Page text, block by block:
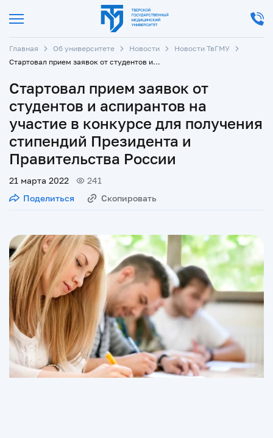
Главная Об университете Новости
Новости ТвГМУ
Стартовал прием заявок от студентов и аспирантов на участие в конкурсе для получения стипендий Президента и Правительства России
Стартовал прием заявок от
студентов и аспирантов на
участие в конкурсе для получения
стипендий Президента и
Правительства России
21 марта 2022
241
Поделиться
Скопировать